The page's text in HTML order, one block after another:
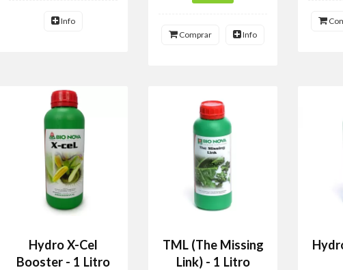
Info
Comprar Info
Hydro X-Cel
Booster - 1 Litro
TML (The Missing
Link) - 1 Litro